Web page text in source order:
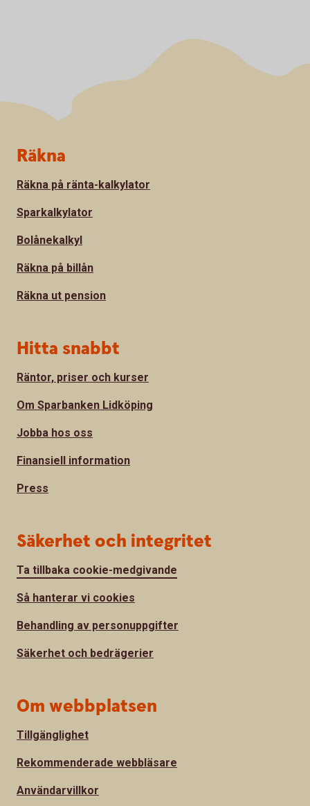
Sidfot
Räkna
Räkna på ränta-kalkylator
Sparkalkylator
Bolånekalkyl
Räkna på billån
Räkna ut pension
Hitta snabbt
Räntor, priser och kurser
Om Sparbanken Lidköping
Jobba hos oss
Finansiell information
Press
Säkerhet och integritet
Ta tillbaka cookie-medgivande
Så hanterar vi cookies
Behandling av personuppgifter
Säkerhet och bedrägerier
Om webbplatsen
Tillgänglighet
Rekommenderade webbläsare
Användarvillkor